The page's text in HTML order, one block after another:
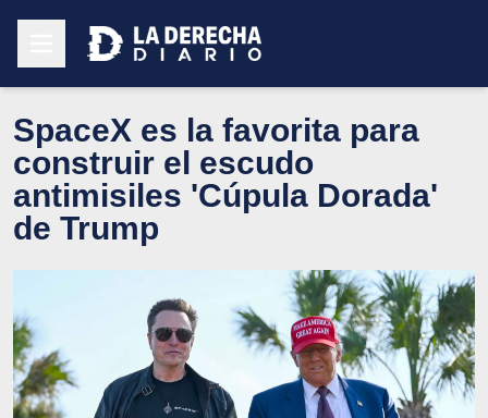
SpaceX es la favorita para
construir el escudo
antimisiles 'Cúpula Dorada'
de Trump